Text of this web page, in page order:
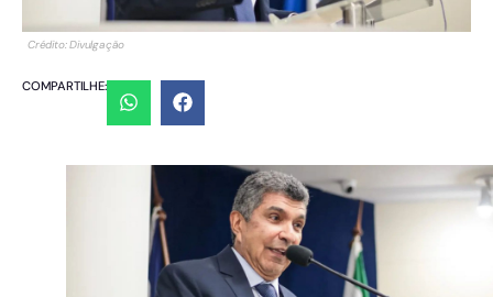
Crédito: Divulgação
COMPARTILHE: